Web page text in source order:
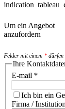
Um ein Angebot
anzufordern
Felder mit einem * dürfen
Ihre
E-mail *
Ich bin ein
Firma / Institution